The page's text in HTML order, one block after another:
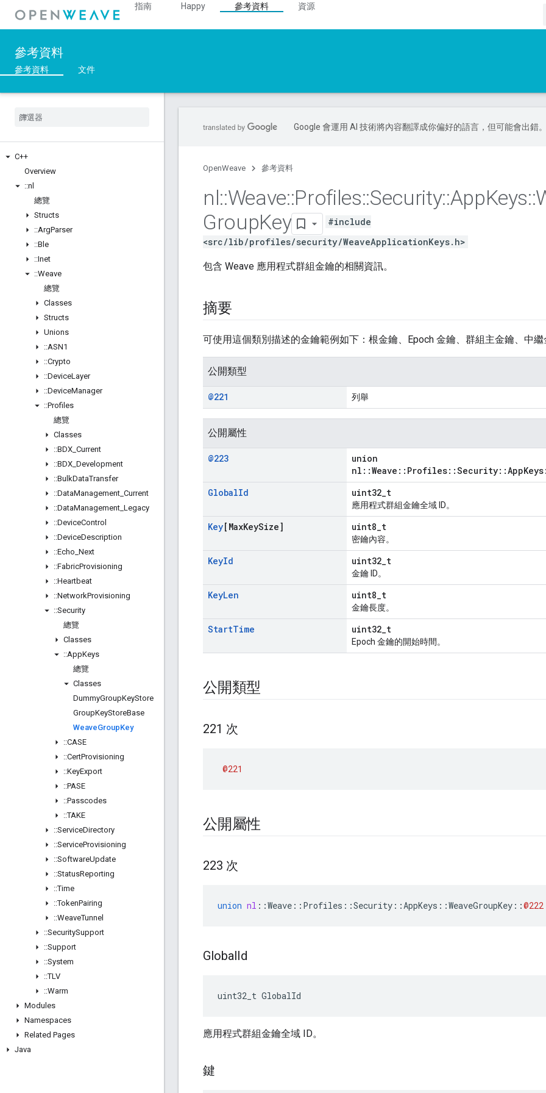
指南 Happy 參考資料 資源
參考資料
參考資料 文件
C++
Overview
::nl
總覽
Structs
::ArgParser
::Ble
::Inet
::Weave
總覽
Classes
Structs
Unions
::ASN1
::Crypto
::DeviceLayer
::DeviceManager
::Profiles
總覽
Classes
::BDX Current
::BDX Development
::BulkDataTransfer
::DataManagement Current
::DataManagement Legacy
::DeviceControl
::DeviceDescription
::Echo Next
::FabricProvisioning
::Heartbeat
::NetworkProvisioning
::Security
總覽
Classes
::AppKeys
總覽
Classes
DummyGroupKeyStore
GroupKeyStoreBase
WeaveGroupKey
::CASE
::CertProvisioning
::KeyExport
::PASE
::Passcodes
::TAKE
::ServiceDirectory
::ServiceProvisioning
::SoftwareUpdate
::StatusReporting
::Time
::TokenPairing
::WeaveTunnel
::SecuritySupport
::Support
::System
::TLV
::Warm
Modules
Namespaces
Related Pages
Java
Google 會運用 AI 技術將內容翻譯成你偏好的語言，但可能會出錯
OpenWeave 參考資料
nl::Weave::Profiles::Security::AppKeys::
GroupKey
#include
<src/lib/profiles/security/WeaveApplicationKeys.h>
包含 Weave 應用程式群組金鑰的相關資訊。
摘要
可使用這個類別描述的金鑰範例如下：根金鑰、Epoch 金鑰、群組主金鑰、中
公開類型
@221 列舉
公開屬性
@223
union
GlobalId uint32_t
應用程式群組金鑰全域 ID。
Key[MaxKeySize] uint8_t
密鑰內容。
KeyId uint32_t
金鑰 ID。
KeyLen uint8_t
金鑰長度。
StartTime uint32_t
Epoch 金鑰的開始時間。
公開類型
221 次
@221
公開屬性
223 次
union nl ::Weave :: Profiles ::Security ::AppKeys ::WeaveGroupKey ::@222
GlobalId
uint32_t GlobalId
應用程式群組金鑰全域 ID。
鍵